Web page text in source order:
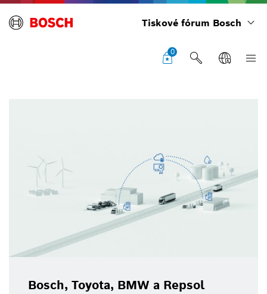
Tiskové fórum Bosch
0
Bosch, Toyota, BMW a Repsol